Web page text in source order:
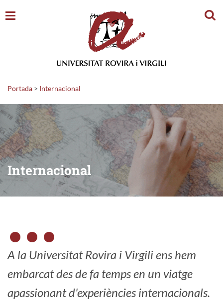
Portada > Internacional
Internacional
A la Universitat Rovira i Virgili ens hem
embarcat des de fa temps en un viatge
apassionant d'experiències internacionals.